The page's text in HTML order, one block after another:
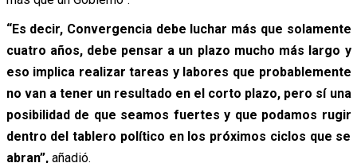
“Es decir, Convergencia debe luchar más que solamente
cuatro años, debe pensar a un plazo mucho más largo y
eso implica realizar tareas y labores que probablemente
no van a tener un resultado en el corto plazo, pero sí una
posibilidad de que seamos fuertes y que podamos rugir
dentro del tablero político en los próximos ciclos que se
abran”, añadió.